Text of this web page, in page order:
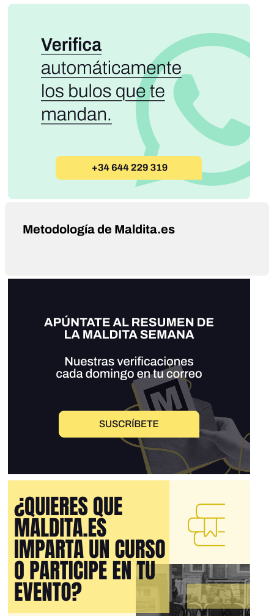
Metodología de Maldita.es